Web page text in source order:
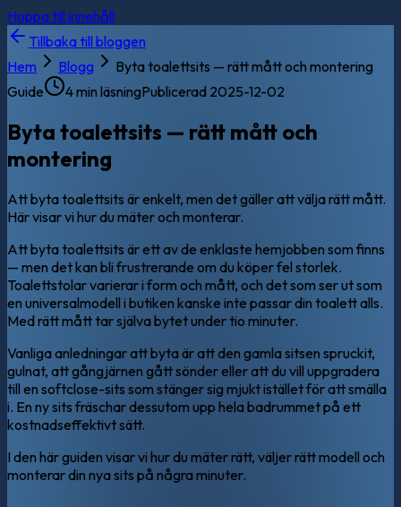
Hoppa till innehåll
Tillbaka till bloggen
Hem
Blogg
Byta toalettsits — rätt mått och montering
Guide
4 min läsningPublicerad 2025-12-02
Byta toalettsits — rätt mått och
montering
Att byta toalettsits är enkelt, men det gäller att välja rätt mått.
Här visar vi hur du mäter och monterar.
Att byta toalettsits är ett av de enklaste hemjobben som finns
— men det kan bli frustrerande om du köper fel storlek.
Toalettstolar varierar i form och mått, och det som ser ut som
en universalmodell i butiken kanske inte passar din toalett alls.
Med rätt mått tar själva bytet under tio minuter.
Vanliga anledningar att byta är att den gamla sitsen spruckit,
gulnat, att gångjärnen gått sönder eller att du vill uppgradera
till en softclose-sits som stänger sig mjukt istället för att smälla
i. En ny sits fräschar dessutom upp hela badrummet på ett
kostnadseffektivt sätt.
I den här guiden visar vi hur du mäter rätt, väljer rätt modell och
monterar din nya sits på några minuter.